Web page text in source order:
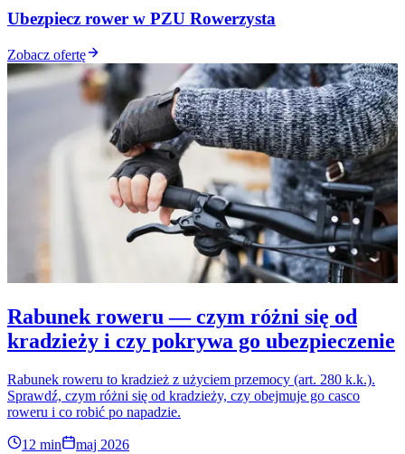
Ubezpiecz rower w PZU Rowerzysta
Zobacz ofertę
Rabunek roweru — czym różni się od
kradzieży i czy pokrywa go ubezpieczenie
Rabunek roweru to kradzież z użyciem przemocy (art. 280 k.k.).
Sprawdź, czym różni się od kradzieży, czy obejmuje go casco
roweru i co robić po napadzie.
12 min
maj 2026